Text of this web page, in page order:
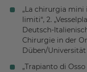
„La chirurgia mini
limiti“, 2.
Deutsch-
Chirurgie in der
Düben/
„Trapianto di